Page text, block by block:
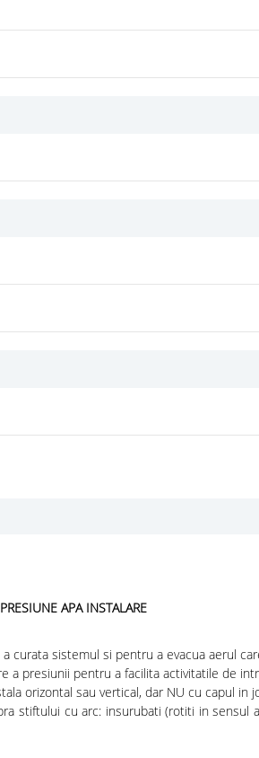
APA INSTALARE
sistemul si pentru a evacua aerul
a presiunii pentru a facilita activitatile de
orizontal sau vertical, dar NU cu capul in
stiftului cu arc: insurubati (rotiti in